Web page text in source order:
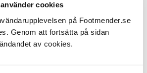
cookies
på Footmender.se
Genom att fortsätta på sidan
av cookies.